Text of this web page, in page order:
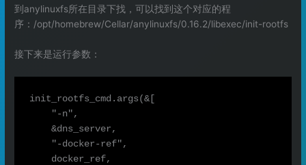
到anylinuxfs所在目录下找，可以找到这个对应的程
序：/opt/homebrew/Cellar/anylinuxfs/0.16.2/libexec/init-rootfs
接下来是运行参数：
init_rootfs_cmd.args(&[
    "-n",
    &dns_server,
    "-docker-ref",
    docker_ref,